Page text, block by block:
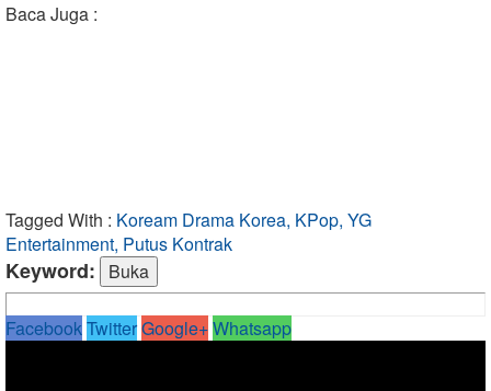
Baca Juga :
Tagged With : Koream Drama Korea, KPop, YG
Entertainment, Putus Kontrak
Keyword:
FacebookTwitterGoogle+Whatsapp